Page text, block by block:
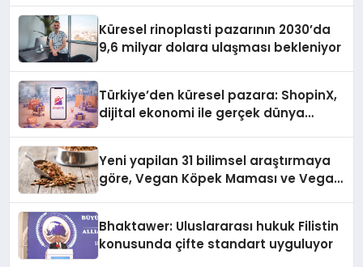
Küresel rinoplasti pazarının 2030’da
9,6 milyar dolara ulaşması bekleniyor
Türkiye’den küresel pazara: ShopinX,
dijital ekonomi ile gerçek dünya
Yeni yapilan 31 bilimsel araştırmaya
göre, Vegan Köpek Maması ve Vegan
Bhaktawer: Uluslararası hukuk Filistin
konusunda çifte standart uyguluyor